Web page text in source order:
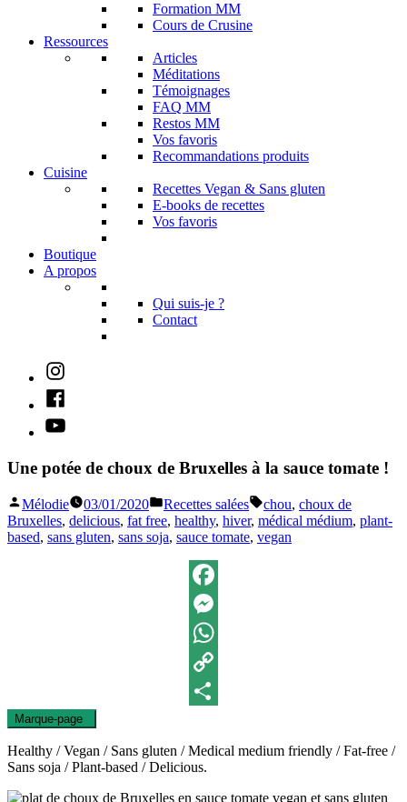
Formation MM
Cours de Crusine
Ressources
Articles
Méditations
Témoignages
FAQ MM
Restos MM
Vos favoris
Recommandations produits
Cuisine
Recettes Vegan & Sans gluten
E-books de recettes
Vos favoris
Boutique
A propos
Qui suis-je ?
Contact
Instagram
Facebook
Youtube
Une potée de choux de Bruxelles à la sauce tomate !
Publié
par
Mélodie 03/01/2020
Publié
dans
Recettes salées Étiquettes :
chou, choux de
Bruxelles, delicious, fat free, healthy, hiver, médical médium, plant-
based, sans gluten, sans soja, sauce tomate, vegan
Facebook
Messenger
WhatsApp
Copy
Marque-page
Healthy / Vegan / Sans gluten / Medical medium friendly / Fat-free /
Sans soja / Plant-based / Delicious.